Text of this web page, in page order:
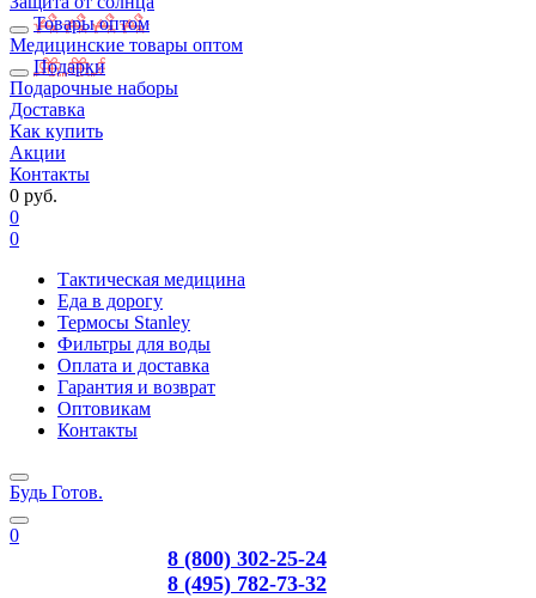
Товары оптом
Медицинские товары оптом
Подарки
Подарочные наборы
Доставка
Как купить
Акции
Контакты
0 руб.
0
0
Тактическая медицина
Еда в дорогу
Термосы Stanley
Фильтры для воды
Оплата и доставка
Гарантия и возврат
Оптовикам
Контакты
Будь Готов.
0
8 (800) 302-25-24
8 (495) 782-73-32